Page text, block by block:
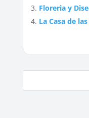
Floreria y
La Casa de